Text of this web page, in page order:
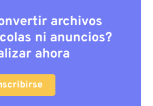
archivos
ni anuncios?
ahora